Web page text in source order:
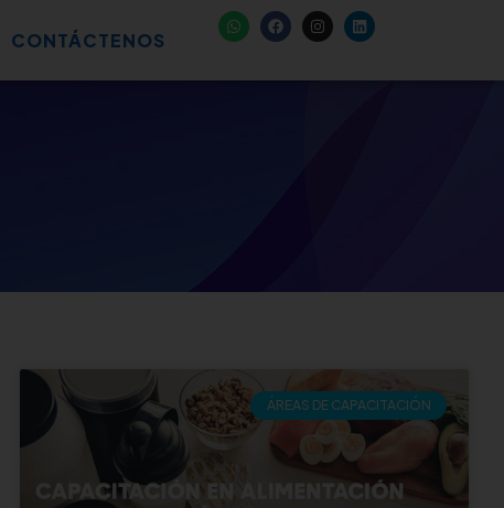
CONTÁCTENOS
ÁREAS DE CAPACITACIÓN